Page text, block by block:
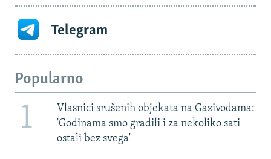
Telegram
Popularno
1
Vlasnici srušenih objekata na Gazivodama:
'Godinama smo gradili i za nekoliko sati
ostali bez svega'